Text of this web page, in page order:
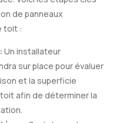
de panneaux
toit :
Un installateur
sur place pour évaluer
et la superficie
afin de déterminer la